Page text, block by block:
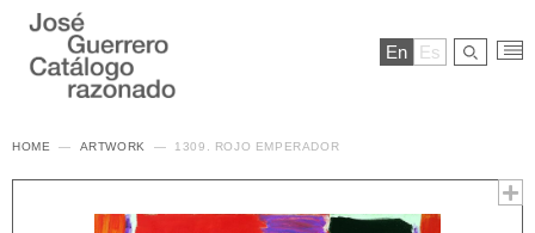
En Es
HOME ARTWORK 1309. ROJO EMPERADOR